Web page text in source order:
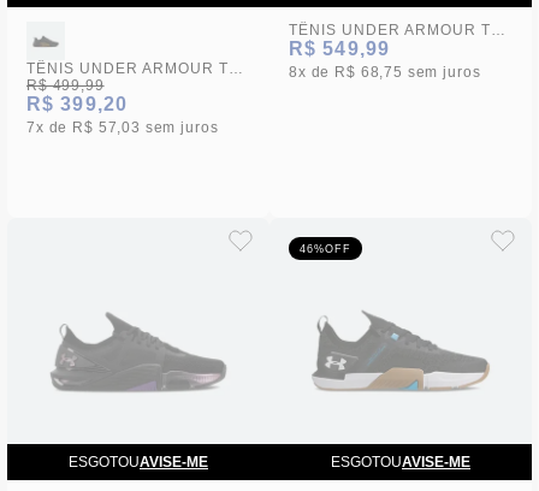
TÊNIS UNDER ARMOUR TRIBASE REPS 2 UNISSEX
R$ 499,99
R$ 399,20
7x R$ 57,03 sem juros
TÊNIS UNDER ARMOUR TRIBASE CROSS 2 UNISSEX
R$ 549,99
8x R$ 68,75 sem juros
ESGOTOUAVISE-ME
46%OFF
ESGOTOUAVISE-ME